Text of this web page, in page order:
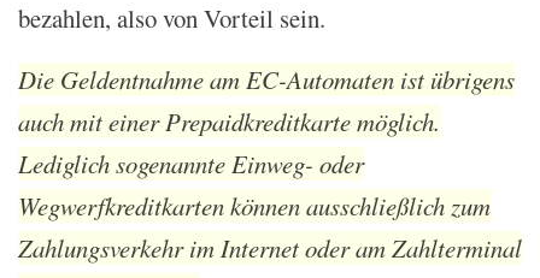
bezahlen, also von Vorteil sein.
Die Geldentnahme am EC-Automaten ist übrigens
auch mit einer Prepaidkreditkarte möglich.
Lediglich sogenannte Einweg- oder
Wegwerfkreditkarten können ausschließlich zum
Zahlungsverkehr im Internet oder am Zahlterminal